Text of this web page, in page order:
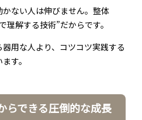
ない人は伸びません。整体
理解する技術”だからです。
用な人より、コツコツ実践する
す。
らできる圧倒的な成長